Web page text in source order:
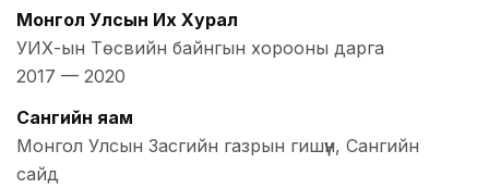
Монгол Улсын Их Хурал
УИХ-ын Төсвийн байнгын хорооны дарга
2017 — 2020
Сангийн яам
Монгол Улсын Засгийн газрын гишүүн, Сангийн
сайд